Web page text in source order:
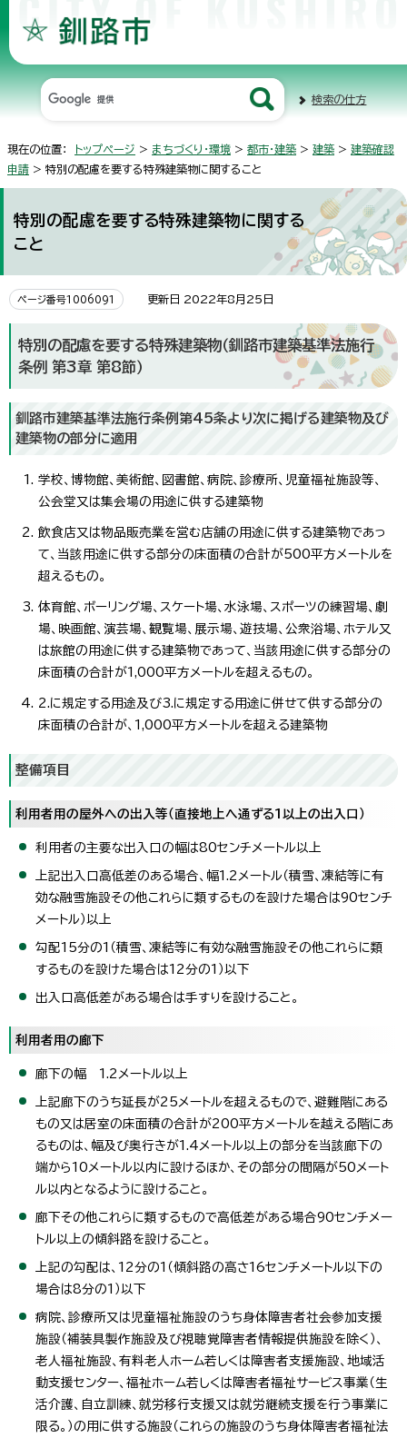
検索の仕方
現在の位置： トップページ > まちづくり・環境 > 都市・建築 > 建築 > 建築確認
申請 > 特別の配慮を要する特殊建築物に関すること
特別の配慮を要する特殊建築物に関する
こと
ページ番号1006091 更新日 2022年8月25日
特別の配慮を要する特殊建築物（釧路市建築基準法施行
条例 第3章 第8節）
釧路市建築基準法施行条例第45条より次に掲げる建築物及び
建築物の部分に適用
学校、博物館、美術館、図書館、病院、診療所、児童福祉施設等、
公会堂又は集会場の用途に供する建築物
飲食店又は物品販売業を営む店舗の用途に供する建築物であっ
て、当該用途に供する部分の床面積の合計が500平方メートルを
超えるもの。
体育館、ボーリング場、スケート場、水泳場、スポーツの練習場、劇
場、映画館、演芸場、観覧場、展示場、遊技場、公衆浴場、ホテル又
は旅館の用途に供する建築物であって、当該用途に供する部分の
床面積の合計が1,000平方メートルを超えるもの。
2.に規定する用途及び3.に規定する用途に併せて供する部分の
床面積の合計が、1,000平方メートルを超える建築物
整備項目
利用者用の屋外への出入等（直接地上へ通ずる1以上の出入口）
利用者の主要な出入口の幅は80センチメートル以上
上記出入口高低差のある場合、幅1.2メートル（積雪、凍結等に有
効な融雪施設その他これらに類するものを設けた場合は90センチ
メートル）以上
勾配15分の1（積雪、凍結等に有効な融雪施設その他これらに類
するものを設けた場合は12分の1）以下
出入口高低差がある場合は手すりを設けること。
利用者用の廊下
廊下の幅 1.2メートル以上
上記廊下のうち延長が25メートルを超えるもので、避難階にある
もの又は居室の床面積の合計が200平方メートルを越える階にあ
るものは、幅及び奥行きが1.4メートル以上の部分を当該廊下の
端から10メートル以内に設けるほか、その部分の間隔が50メート
ル以内となるように設けること。
廊下その他これらに類するもので高低差がある場合90センチメー
トル以上の傾斜路を設けること。
上記の勾配は、12分の1（傾斜路の高さ16センチメートル以下の
場合は8分の1）以下
病院、診療所又は児童福祉施設のうち身体障害者社会参加支援
施設（補装具製作施設及び視聴覚障害者情報提供施設を除く）、
老人福祉施設、有料老人ホーム若しくは障害者支援施設、地域活
動支援センター、福祉ホーム若しくは障害者福祉サービス事業（生
活介護、自立訓練、就労移行支援又は就労継続支援を行う事業に
限る。）の用に供する施設（これらの施設のうち身体障害者福祉法